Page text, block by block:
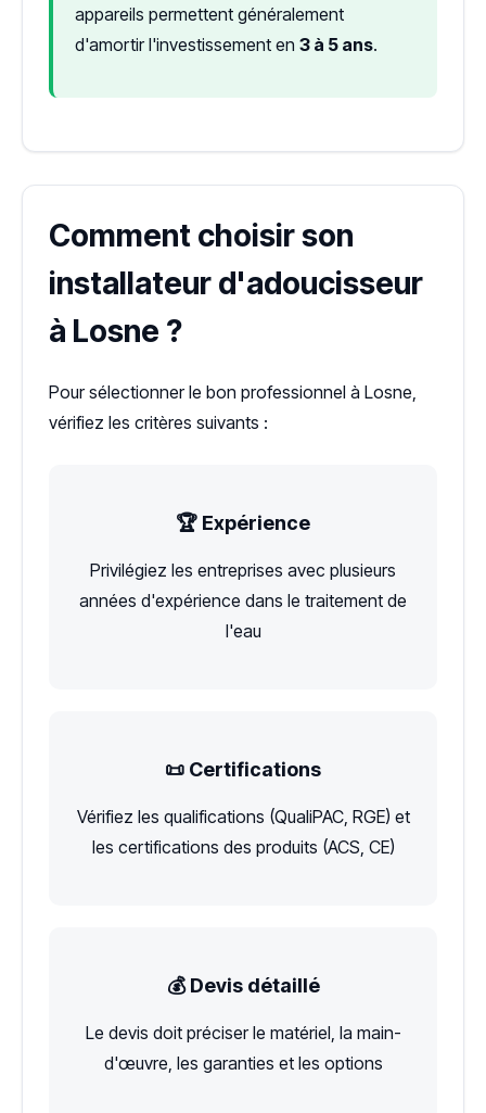
appareils permettent généralement
d'amortir l'investissement en 3 à 5 ans.
Comment choisir son
installateur d'adoucisseur
à Losne ?
Pour sélectionner le bon professionnel à Losne,
vérifiez les critères suivants :
🏆 Expérience
Privilégiez les entreprises avec plusieurs
années d'expérience dans le traitement de
l'eau
📜 Certifications
Vérifiez les qualifications (QualiPAC, RGE) et
les certifications des produits (ACS, CE)
💰 Devis détaillé
Le devis doit préciser le matériel, la main-
d'œuvre, les garanties et les options